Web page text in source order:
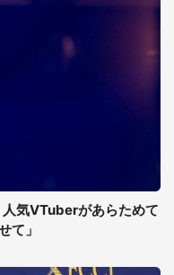
気VTuberがあらためて
て」